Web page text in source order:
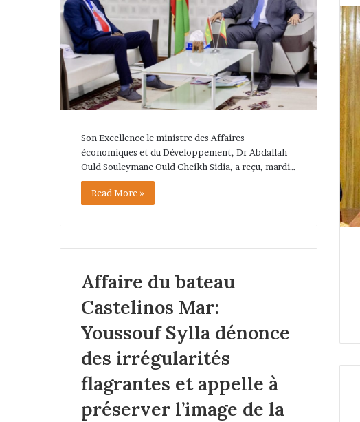
Son Excellence le ministre des Affaires
économiques et du Développement, Dr Abdallah
Ould Souleymane Ould Cheikh Sidia, a reçu, mardi…
Read More »
Affaire du bateau
Castelinos Mar:
Youssouf Sylla dénonce
des irrégularités
flagrantes et appelle à
préserver l’image de la